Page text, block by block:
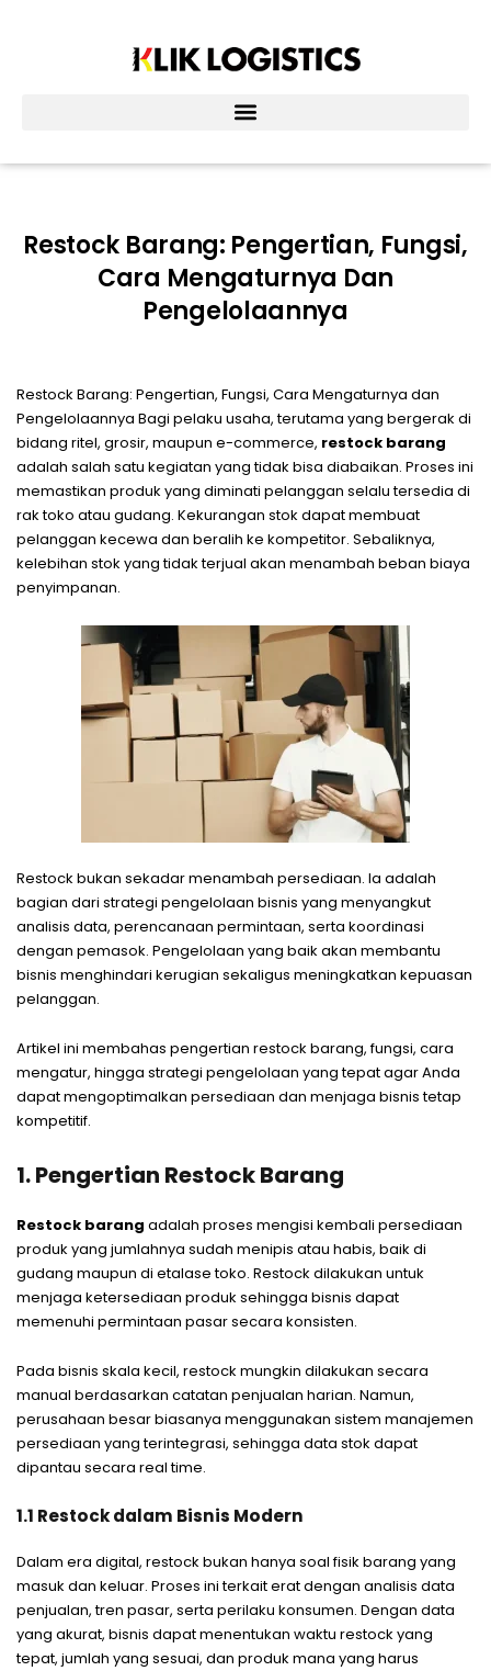
Restock Barang: Pengertian, Fungsi,
Cara Mengaturnya Dan
Pengelolaannya
Restock Barang: Pengertian, Fungsi, Cara Mengaturnya dan
Pengelolaannya Bagi pelaku usaha, terutama yang bergerak di
bidang ritel, grosir, maupun e-commerce, restock barang
adalah salah satu kegiatan yang tidak bisa diabaikan. Proses ini
memastikan produk yang diminati pelanggan selalu tersedia di
rak toko atau gudang. Kekurangan stok dapat membuat
pelanggan kecewa dan beralih ke kompetitor. Sebaliknya,
kelebihan stok yang tidak terjual akan menambah beban biaya
penyimpanan.
Restock bukan sekadar menambah persediaan. Ia adalah
bagian dari strategi pengelolaan bisnis yang menyangkut
analisis data, perencanaan permintaan, serta koordinasi
dengan pemasok. Pengelolaan yang baik akan membantu
bisnis menghindari kerugian sekaligus meningkatkan kepuasan
pelanggan.
Artikel ini membahas pengertian restock barang, fungsi, cara
mengatur, hingga strategi pengelolaan yang tepat agar Anda
dapat mengoptimalkan persediaan dan menjaga bisnis tetap
kompetitif.
1. Pengertian Restock Barang
Restock barang adalah proses mengisi kembali persediaan
produk yang jumlahnya sudah menipis atau habis, baik di
gudang maupun di etalase toko. Restock dilakukan untuk
menjaga ketersediaan produk sehingga bisnis dapat
memenuhi permintaan pasar secara konsisten.
Pada bisnis skala kecil, restock mungkin dilakukan secara
manual berdasarkan catatan penjualan harian. Namun,
perusahaan besar biasanya menggunakan sistem manajemen
persediaan yang terintegrasi, sehingga data stok dapat
dipantau secara real time.
1.1 Restock dalam Bisnis Modern
Dalam era digital, restock bukan hanya soal fisik barang yang
masuk dan keluar. Proses ini terkait erat dengan analisis data
penjualan, tren pasar, serta perilaku konsumen. Dengan data
yang akurat, bisnis dapat menentukan waktu restock yang
tepat, jumlah yang sesuai, dan produk mana yang harus